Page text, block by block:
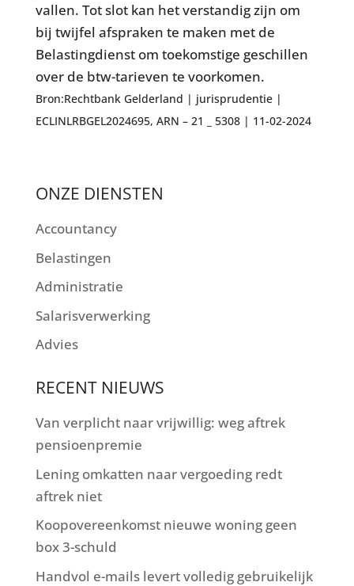
vallen. Tot slot kan het verstandig zijn om
bij twijfel afspraken te maken met de
Belastingdienst om toekomstige geschillen
over de btw-tarieven te voorkomen.
Bron:Rechtbank Gelderland | jurisprudentie |
ECLINLRBGEL2024695, ARN – 21 _ 5308 | 11-02-2024
ONZE DIENSTEN
Accountancy
Belastingen
Administratie
Salarisverwerking
Advies
RECENT NIEUWS
Van verplicht naar vrijwillig: weg aftrek
pensioenpremie
Lening omkatten naar vergoeding redt
aftrek niet
Koopovereenkomst nieuwe woning geen
box 3-schuld
Handvol e-mails levert volledig gebruikelijk